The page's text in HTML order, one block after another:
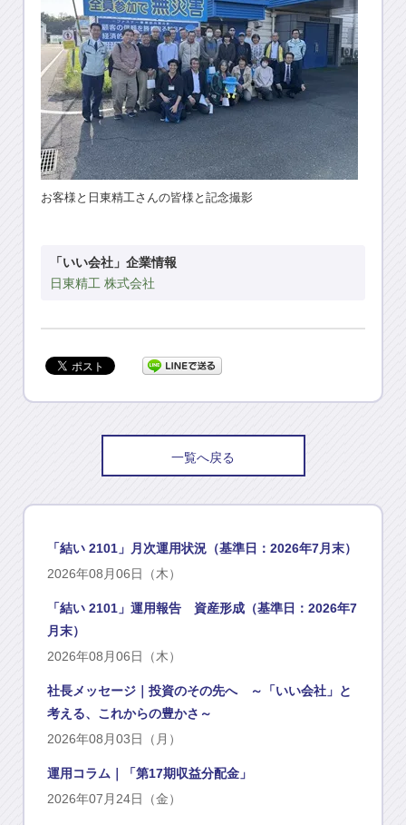
お客様と日東精工さんの皆様と記念撮影
「いい会社」企業情報
日東精工 株式会社
一覧へ戻る
「結い 2101」月次運用状況（基準日：2026年7月末）
2026年08月06日（木）
「結い 2101」運用報告 資産形成（基準日：2026年7
月末）
2026年08月06日（木）
社長メッセージ｜投資のその先へ ～「いい会社」と
考える、これからの豊かさ～
2026年08月03日（月）
運用コラム｜「第17期収益分配金」
2026年07月24日（金）